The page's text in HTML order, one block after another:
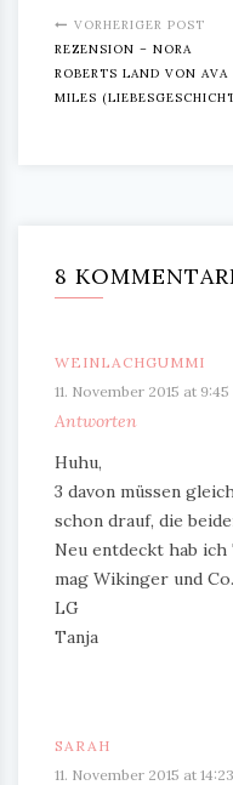
VORHERIGER POST
REZENSION – NORA
ROBERTS LAND VON AVA
MILES
8
WEINLACHGUMMI
11. November 2015 at 9:45
Antworten
Huhu,
3 davon müssen
schon drauf, die
Neu entdeckt hab
mag Wikinger und
LG
Tanja
SARAH
11. November 2015 at 14:23